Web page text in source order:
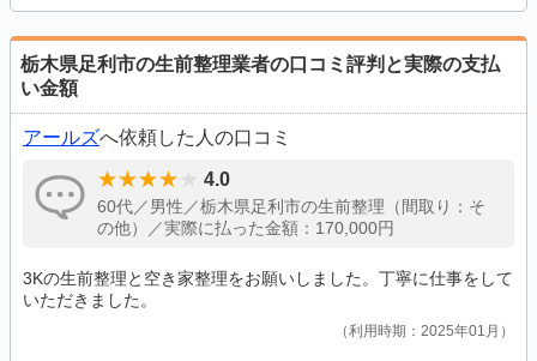
栃木県足利市の生前整理業者の口コミ評判と実際の支払
い金額
アールズへ依頼した人の口コミ
4.0
60代／男性／栃木県足利市の生前整理（間取り：そ
の他）／実際に払った金額：170,000円
3Kの生前整理と空き家整理をお願いしました。丁寧に仕事をして
いただきました。
利用時期：2025年01月